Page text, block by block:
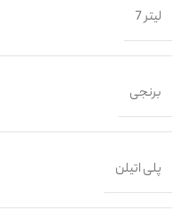
7 لیتر
برنجی
پلی اتیلن